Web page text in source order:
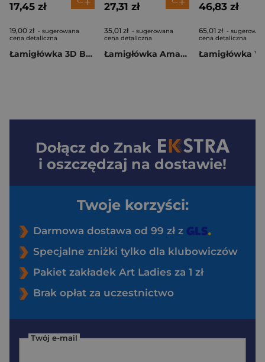
17,45 zł
19,00 zł - sugerowana
cena detaliczna
Łamigłówka 3D Bamboo Superstar poziom 2/4
27,31 zł
35,01 zł - sugerowana
cena detaliczna
Łamigłówka Amaze Ball poziom 3/4
46,83 zł
65,01 zł -
cena detaliczna
Dołącz do Znak
i oszczędzaj na dostawie!
Twoje korzyści:
Darmowa dostawa od 99 zł z
Specjalne zniżki tylko dla klubowiczów
Pakiet zakładek Art Ladies za 1 zł
Brak opłat za uczestnictwo
Twój e-mail